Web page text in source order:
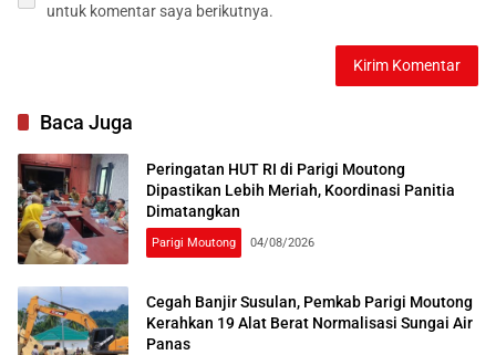
untuk komentar saya berikutnya.
Baca Juga
Peringatan HUT RI di Parigi Moutong
Dipastikan Lebih Meriah, Koordinasi Panitia
Dimatangkan
Parigi Moutong 04/08/2026
Cegah Banjir Susulan, Pemkab Parigi Moutong
Kerahkan 19 Alat Berat Normalisasi Sungai Air
Panas